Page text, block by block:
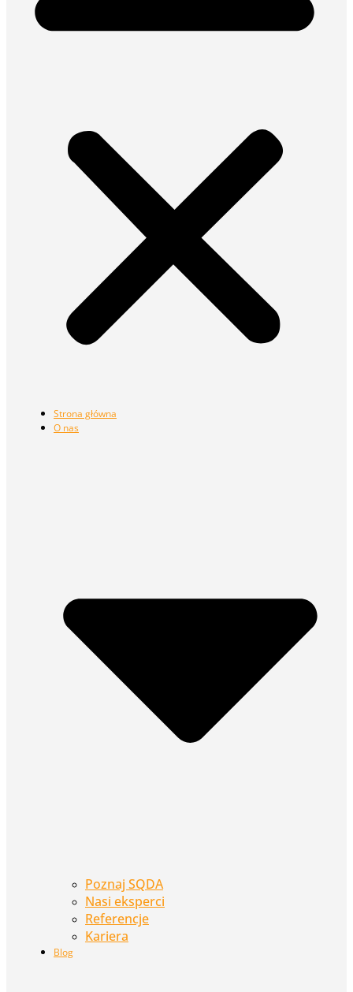
Strona główna
O nas
Poznaj SQDA
Nasi eksperci
Referencje
Kariera
Blog